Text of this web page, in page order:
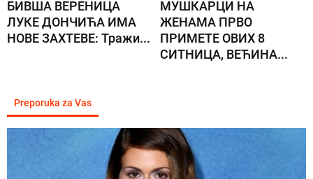
БИВША ВЕРЕНИЦА
ЛУКЕ ДОНЧИЋА ИМА
НОВЕ ЗАХТЕВЕ: Тражи...
МУШКАРЦИ НА
ЖЕНАМА ПРВО
ПРИМЕТЕ ОВИХ 8
СИТНИЦА, ВЕЋИНА...
Preporuka za Vas